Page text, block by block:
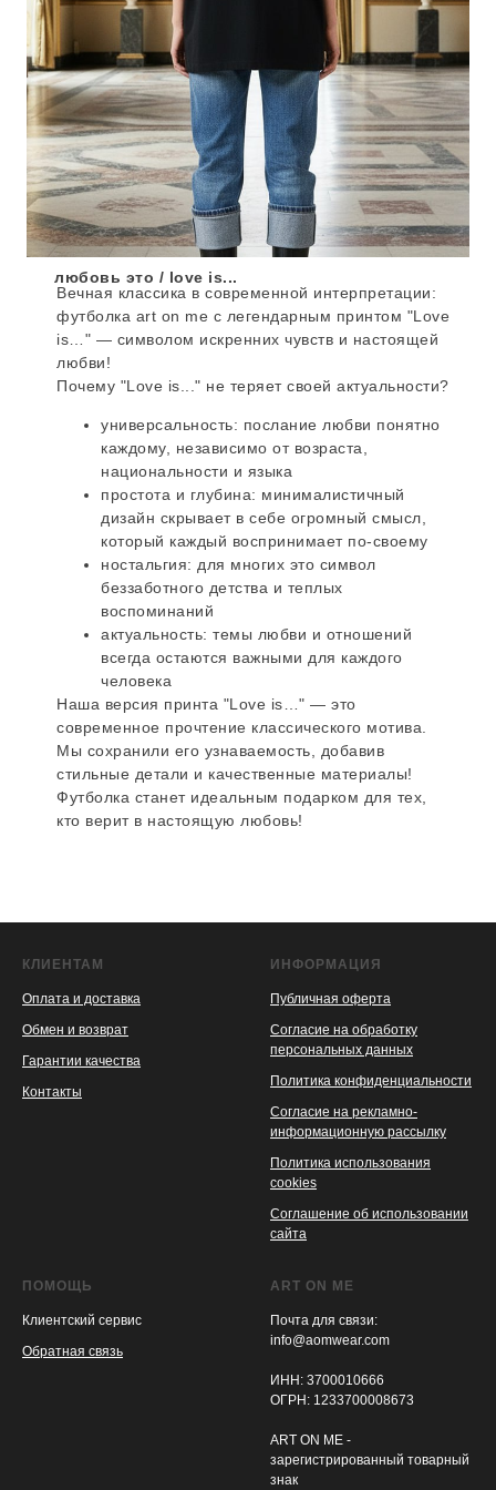
Вечная классика в современной интерпретации:
футболка art on me с легендарным принтом "Love
is…" — символом искренних чувств и настоящей
любви!
Почему "Love is..." не теряет своей актуальности?
универсальность: послание любви понятно
каждому, независимо от возраста,
национальности и языка
простота и глубина: минималистичный
дизайн скрывает в себе огромный смысл,
который каждый воспринимает по-своему
ностальгия: для многих это символ
беззаботного детства и теплых
воспоминаний
актуальность: темы любви и отношений
всегда остаются важными для каждого
человека
Наша версия принта "Love is…" — это
современное прочтение классического мотива.
Мы сохранили его узнаваемость, добавив
стильные детали и качественные материалы!
Футболка станет идеальным подарком для тех,
кто верит в настоящую любовь!
любовь это / love is...
КЛИЕНТАМ
Оплата и доставка
Обмен и возврат
Гарантии качества
Контакты
ИНФОРМАЦИЯ
Публичная оферта
Согласие на обработку
персональных данных
Политика конфиденциальности
Согласие на рекламно-
информационную рассылку
Политика использования
cookies
Соглашение об использовании
сайта
ПОМОЩЬ
Клиентский сервис
Обратная связь
ART ON ME
Почта для связи:
info@aomwear.com
ИНН: 3700010666
ОГРН: 1233700008673
ART ОN ME -
зарегистрированный товарный
знак